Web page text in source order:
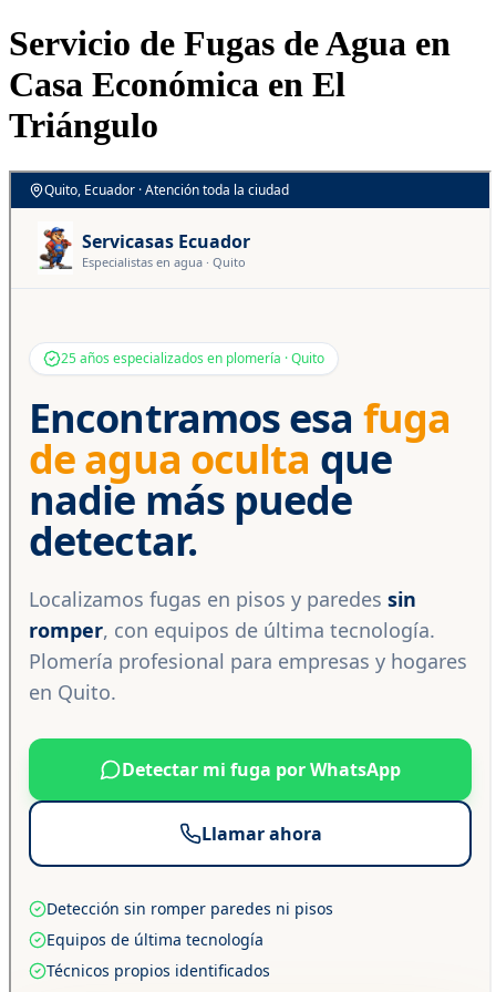
Servicio de Fugas de Agua en
Casa Económica en El
Triángulo